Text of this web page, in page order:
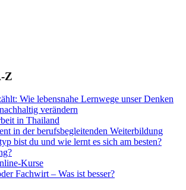
Z
Wie lebensnahe Lernwege unser Denken
verändern
in Thailand
in der berufsbegleitenden Weiterbildung
bist du und wie lernt es sich am besten?
Kurse
Fachwirt – Was ist besser?